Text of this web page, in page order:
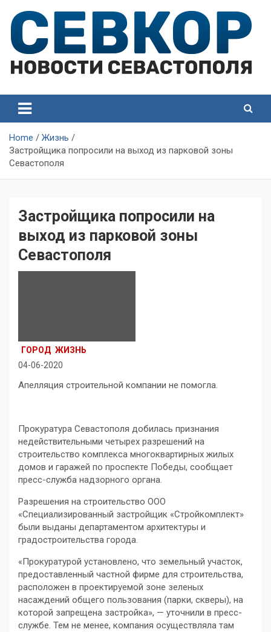
content
Севастополя
Севастополя
Home
Жизнь
Застройщика попросили на выход из парковой зоны
Севастополя
Застройщика попросили на
выход из парковой зоны
Севастополя
ГОРОД ЖИЗНЬ
04-06-2020
Апелляция строительной компании не помогла.
Прокуратура Севастополя добилась признания
недействительными четырех разрешений на
строительство комплекса многоквартирных жилых
домов и гаражей по проспекте Победы, сообщает
пресс-служба надзорного органа.
Разрешения на строительство ООО
«Специализированный застройщик «Стройкомплект»
были выданы департаментом архитектуры и
градостроительства города.
«Прокуратурой установлено, что земельный участок,
предоставленный частной фирме для строительства,
расположен в проектируемой зоне зеленых
насаждений общего пользования (парки, скверы), на
которой запрещена застройка», — уточнили в пресс-
службе. Тем не менее, компания осуществляла там